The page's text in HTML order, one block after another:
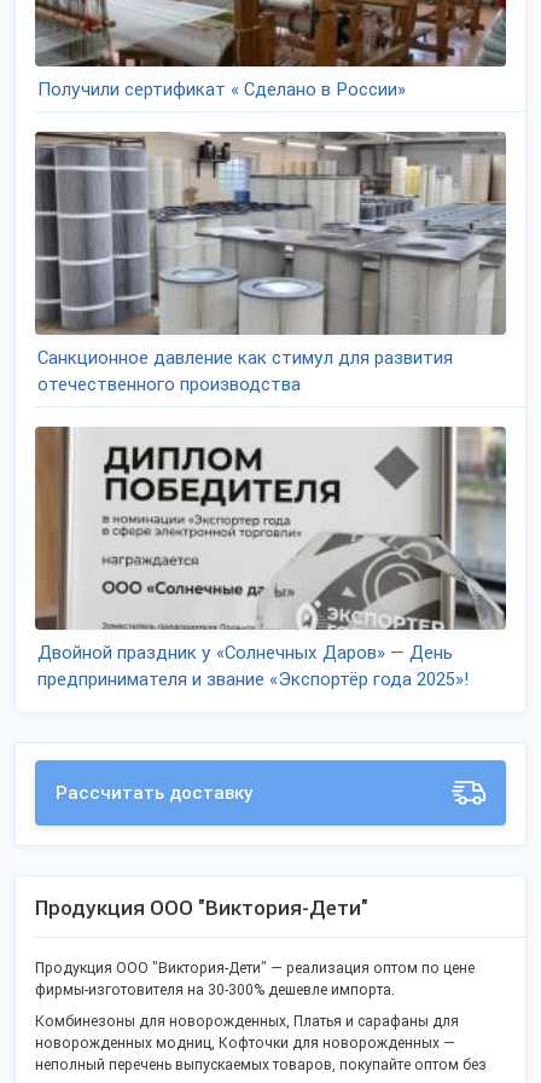
Получили сертификат « Сделано в России»
Санкционное давление как стимул для развития
отечественного производства
Двойной праздник у «Солнечных Даров» — День
предпринимателя и звание «Экспортёр года 2025»!
Рассчитать доставку
Продукция ООО "Виктория-Дети"
Продукция ООО "Виктория-Дети" — реализация оптом по цене
фирмы-изготовителя на 30-300% дешевле импорта.
Комбинезоны для новорожденных, Платья и сарафаны для
новорожденных модниц, Кофточки для новорожденных —
неполный перечень выпускаемых товаров, покупайте оптом без